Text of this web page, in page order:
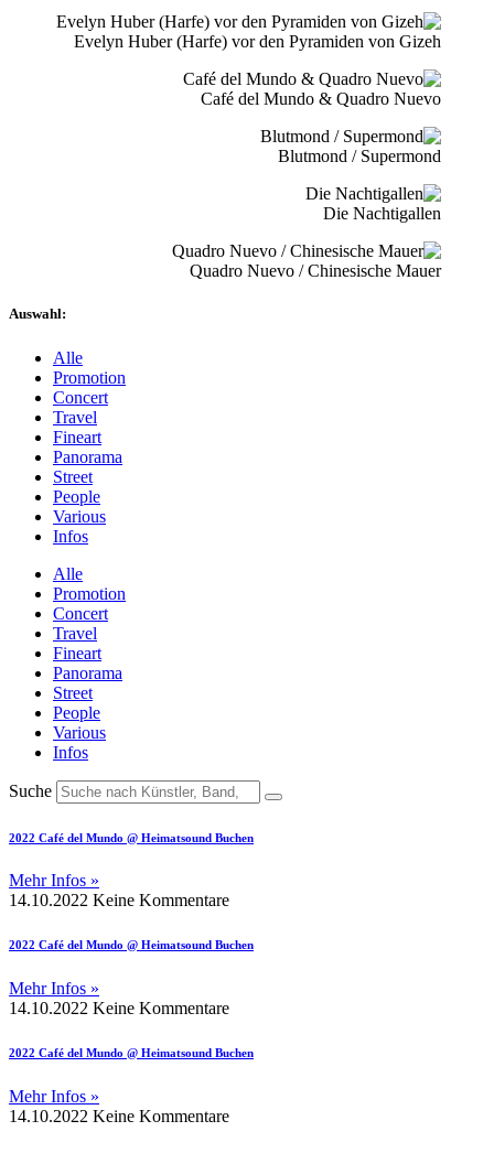
Evelyn Huber (Harfe) vor den Pyramiden von Gizeh
Café del Mundo & Quadro Nuevo
Blutmond / Supermond
Die Nachtigallen
Quadro Nuevo / Chinesische Mauer
Auswahl:
Alle
Promotion
Concert
Travel
Fineart
Panorama
Street
People
Various
Infos
Alle
Promotion
Concert
Travel
Fineart
Panorama
Street
People
Various
Infos
Suche
2022 Café del Mundo @ Heimatsound Buchen
Mehr Infos »
14.10.2022 Keine Kommentare
2022 Café del Mundo @ Heimatsound Buchen
Mehr Infos »
14.10.2022 Keine Kommentare
2022 Café del Mundo @ Heimatsound Buchen
Mehr Infos »
14.10.2022 Keine Kommentare